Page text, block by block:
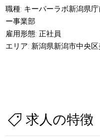
職種: キーパーラボ新潟県
ー事業部
雇用形態: 正社員
エリア: 新潟県新潟市中央
求人の特徴